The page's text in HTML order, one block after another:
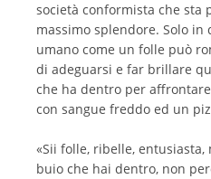
società conformista che sta
massimo splendore. Solo in
umano come un folle può
di adeguarsi e far brillare
che ha dentro per
con sangue freddo ed un
«Sii folle, ribelle,
buio che hai dentro, non